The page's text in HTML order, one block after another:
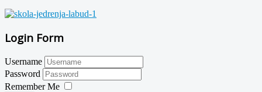
Login Form
Username
Password
Remember Me